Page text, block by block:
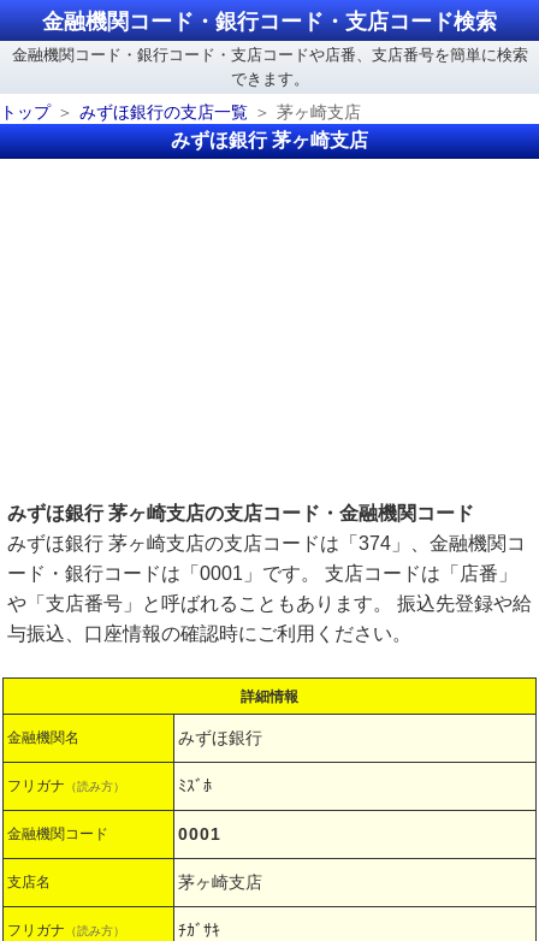
金融機関コード・銀行コード・支店コード検索
金融機関コード・銀行コード・支店コードや店番、支店番号を簡単に検索
できます。
トップ
みずほ銀行の支店一覧 茅ヶ崎支店
みずほ銀行 茅ヶ崎支店
みずほ銀行 茅ヶ崎支店の支店コード・金融機関コード
みずほ銀行 茅ヶ崎支店の支店コードは「374」、金融機関コ
ード・銀行コードは「0001」です。 支店コードは「店番」
や「支店番号」と呼ばれることもあります。 振込先登録や給
与振込、口座情報の確認時にご利用ください。
詳細情報
金融機関名 みずほ銀行
フリガナ （読み方） ﾐｽﾞﾎ
金融機関コード 0001
支店名 茅ヶ崎支店
フリガナ （読み方） ﾁｶﾞｻｷ